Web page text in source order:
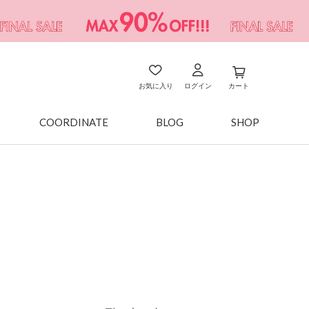
お気に入り ログイン カート
COORDINATE BLOG SHOP